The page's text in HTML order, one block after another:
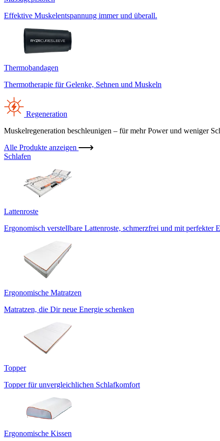
Effektive Muskelentspannung immer und überall.
Thermobandagen
Thermotherapie für Gelenke, Sehnen und Muskeln
Regeneration
Muskelregeneration beschleunigen – für mehr Power und weniger
Alle Produkte anzeigen
Schlafen
Lattenroste
Ergonomisch verstellbare Lattenroste, schmerzfrei und mit perfekter
Ergonomische Matratzen
Matratzen, die Dir neue Energie schenken
Topper
Topper für unvergleichlichen Schlafkomfort
Ergonomische Kissen